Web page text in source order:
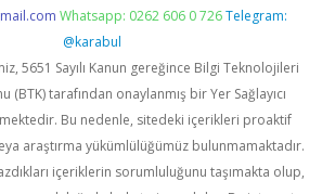
Whatsapp: 0262 606 0 726 Telegram:
@karabul
5651 Sayılı Kanun gereğince Bilgi Teknolojileri
(BTK) tarafından onaylanmış bir Yer Sağlayıcı
Bu nedenle, sitedeki içerikleri proaktif
araştırma yükümlülüğümüz bulunmamaktadır.
içeriklerin sorumluluğunu taşımakta olup,